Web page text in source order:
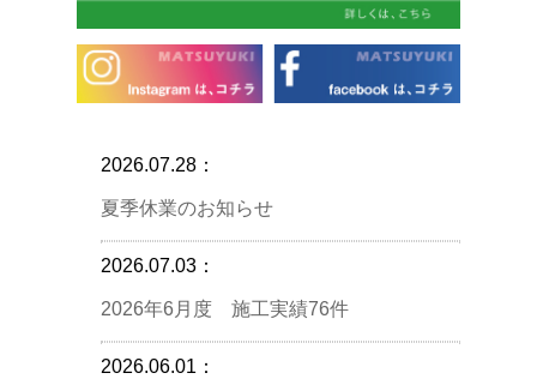
2026.07.28：
夏季休業のお知らせ
2026.07.03：
2026年6月度 施工実績76件
2026.06.01：